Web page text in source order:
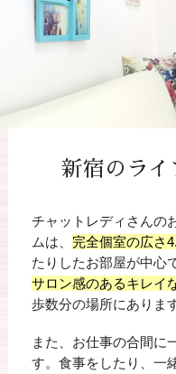
新宿のライ
チャットレディさんの
ムは、 完全個室の広さ
たりしたお部屋が中心
サロン感のあるキレイ
歩数分の場所にありま
また、お仕事の合間に
す。食事をしたり、一